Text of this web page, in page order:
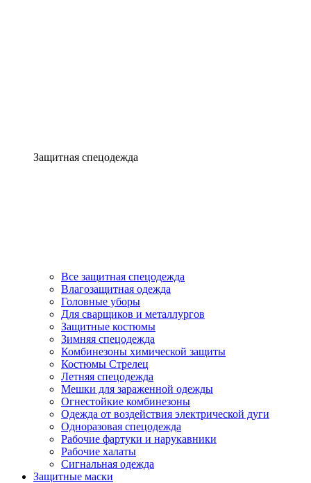
Защитная спецодежда
Все защитная спецодежда
Влагозащитная одежда
Головные уборы
Для сварщиков и металлургов
Защитные костюмы
Зимняя спецодежда
Комбинезоны химической защиты
Костюмы Стрелец
Летняя спецодежда
Мешки для зараженной одежды
Огнестойкие комбинезоны
Одежда от воздействия электрической дуги
Одноразовая спецодежда
Рабочие фартуки и нарукавники
Рабочие халаты
Сигнальная одежда
Защитные маски